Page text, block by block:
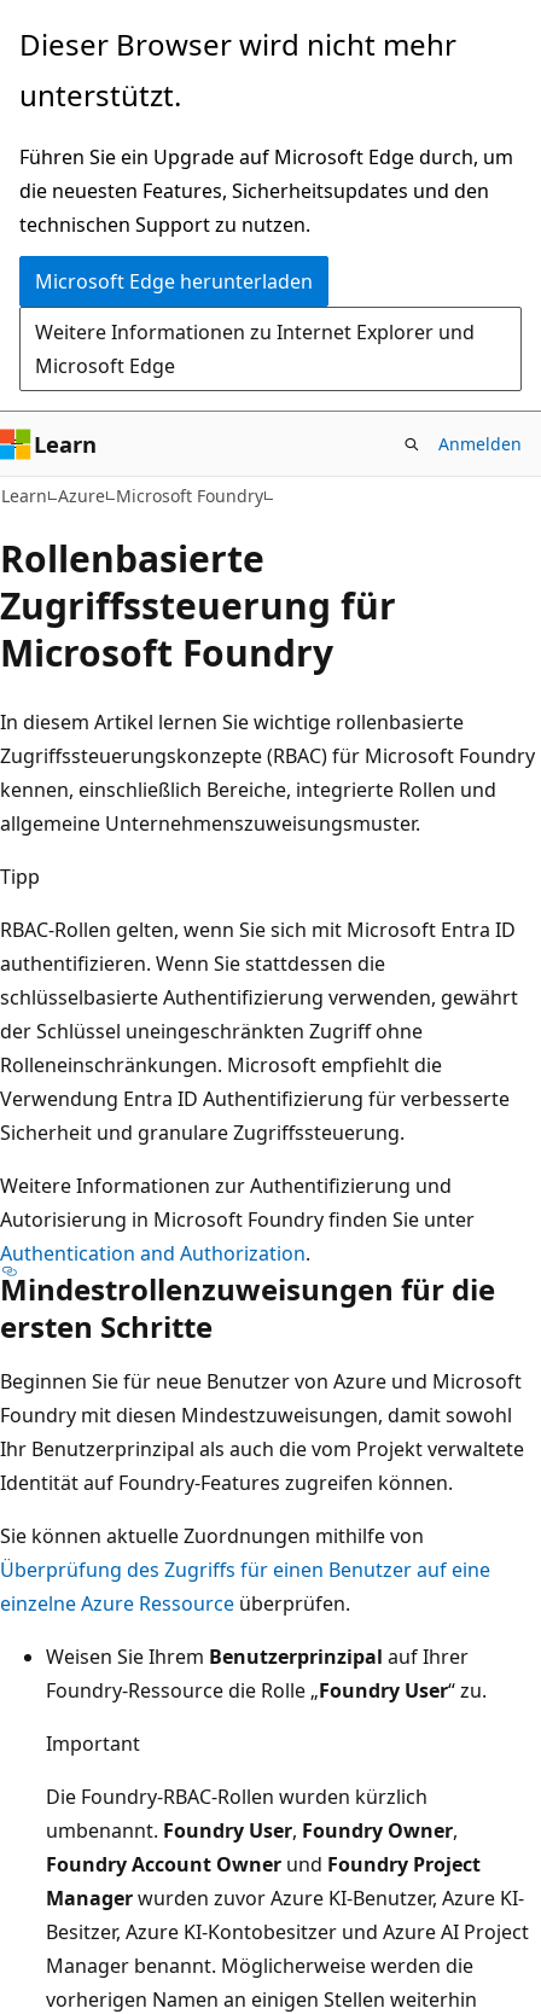
Zu
wechseln
Dieser Browser wird nicht mehr
unterstützt.
Führen Sie ein Upgrade auf Microsoft Edge durch, um
die neuesten Features, Sicherheitsupdates und den
technischen Support zu nutzen.
Microsoft Edge herunterladen
Weitere Informationen zu Internet Explorer und
Microsoft Edge
Learn Anmelden
Learn Azure Microsoft Foundry
Rollenbasierte
Zugriffssteuerung für
Microsoft Foundry
In diesem Artikel lernen Sie wichtige rollenbasierte
Zugriffssteuerungskonzepte (RBAC) für Microsoft Foundry
kennen, einschließlich Bereiche, integrierte Rollen und
allgemeine Unternehmenszuweisungsmuster.
Tipp
RBAC-Rollen gelten, wenn Sie sich mit Microsoft Entra ID
authentifizieren. Wenn Sie stattdessen die
schlüsselbasierte Authentifizierung verwenden, gewährt
der Schlüssel uneingeschränkten Zugriff ohne
Rolleneinschränkungen. Microsoft empfiehlt die
Verwendung Entra ID Authentifizierung für verbesserte
Sicherheit und granulare Zugriffssteuerung.
Weitere Informationen zur Authentifizierung und
Autorisierung in Microsoft Foundry finden Sie unter
Authentication and Authorization.
Mindestrollenzuweisungen für die
ersten Schritte
Beginnen Sie für neue Benutzer von Azure und Microsoft
Foundry mit diesen Mindestzuweisungen, damit sowohl
Ihr Benutzerprinzipal als auch die vom Projekt verwaltete
Identität auf Foundry-Features zugreifen können.
Sie können aktuelle Zuordnungen mithilfe von
Überprüfung des Zugriffs für einen Benutzer auf eine
einzelne Azure Ressource überprüfen.
Weisen Sie Ihrem Benutzerprinzipal auf Ihrer
Foundry-Ressource die Rolle „Foundry User“ zu.
Important
Die Foundry-RBAC-Rollen wurden kürzlich
umbenannt. Foundry User, Foundry Owner,
Foundry Account Owner und Foundry Project
Managerwurden zuvor Azure KI-Benutzer, Azure KI-
Besitzer, Azure KI-Kontobesitzer und Azure AI Project
Manager benannt. Möglicherweise werden die
vorherigen Namen an einigen Stellen weiterhin